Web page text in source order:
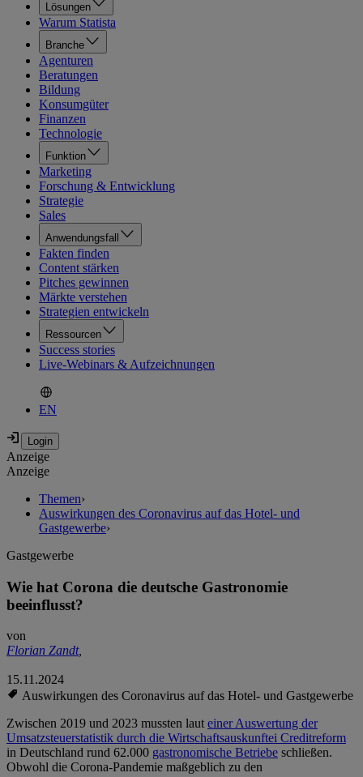
Lösungen
Warum Statista
Branche
Agenturen
Beratungen
Bildung
Konsumgüter
Finanzen
Technologie
Funktion
Marketing
Forschung & Entwicklung
Strategie
Sales
Anwendungsfall
Fakten finden
Content stärken
Pitches gewinnen
Märkte verstehen
Strategien entwickeln
Ressourcen
Success stories
Live-Webinars & Aufzeichnungen
EN
Anzeige
Anzeige
Themen›
Auswirkungen des Coronavirus auf das Hotel- und
Gastgewerbe›
Gastgewerbe
Wie hat Corona die deutsche Gastronomie
beeinflusst?
von
Florian Zandt,
15.11.2024
Auswirkungen des Coronavirus auf das Hotel- und Gastgewerbe
Zwischen 2019 und 2023 mussten lauteiner Auswertung der
Umsatzsteuerstatistik durch die Wirtschaftsauskunftei Creditreform
in Deutschland rund 62.000 gastronomische Betriebe schließen.
Obwohl die Corona-Pandemie maßgeblich zu den